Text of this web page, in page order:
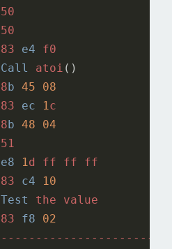
50
50
83 e4 f0
Call atoi ()
8b 45 08
83 ec 1c
8b 48 04
51
e8 1d ff ff ff
83 c4 10
Test the
value
83 f8 02